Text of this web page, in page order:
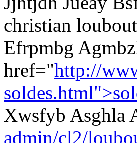
christian
Efrpmbg
href="http://
Xwsfyb Asghla
admin/cl2/